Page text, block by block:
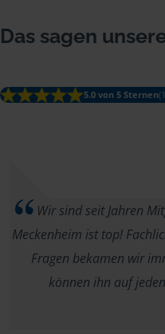
Das sagen
5.0 von 5 Sternen
Wir sind seit Jahren
Meckenheim ist top!
Fragen bekamen wir
können ihn auf